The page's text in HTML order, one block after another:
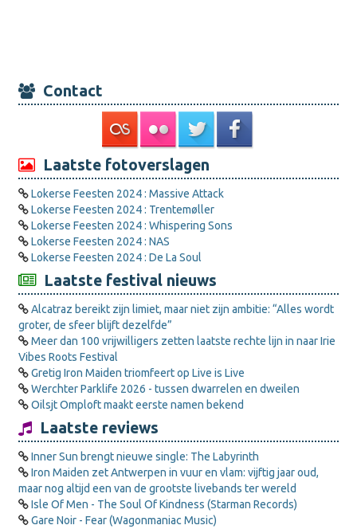
Contact
Laatste fotoverslagen
Lokerse Feesten 2024 : Massive Attack
Lokerse Feesten 2024 : Trentemøller
Lokerse Feesten 2024 : Whispering Sons
Lokerse Feesten 2024 : NAS
Lokerse Feesten 2024 : De La Soul
Laatste festival nieuws
Alcatraz bereikt zijn limiet, maar niet zijn ambitie: “Alles wordt
groter, de sfeer blijft dezelfde”
Meer dan 100 vrijwilligers zetten laatste rechte lijn in naar Irie
Vibes Roots Festival
Gretig Iron Maiden triomfeert op Live is Live
Werchter Parklife 2026 - tussen dwarrelen en dweilen
Oilsjt Omploft maakt eerste namen bekend
Laatste reviews
Inner Sun brengt nieuwe single: The Labyrinth
Iron Maiden zet Antwerpen in vuur en vlam: vijftig jaar oud,
maar nog altijd een van de grootste livebands ter wereld
Isle Of Men - The Soul Of Kindness (Starman Records)
Gare Noir - Fear (Wagonmaniac Music)